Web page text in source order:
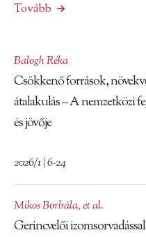
Tovább
Balogh Réka
Csökkenő források,
átalakulás – A nemzetközi
és jövője
2026/1 | 6-24
Mikos Borbála,et al.
Gerincvelői